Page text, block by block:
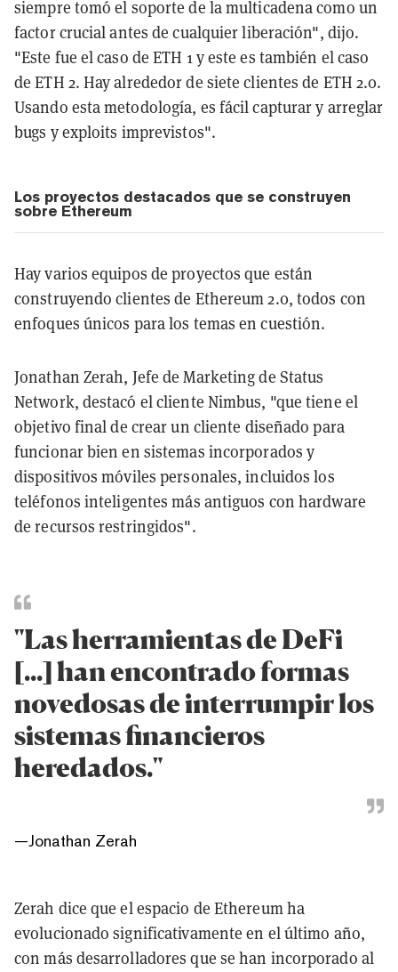
siempre tomó el soporte de la multicadena como un
factor crucial antes de cualquier liberación", dijo.
"Este fue el caso de ETH 1 y este es también el caso
de ETH 2. Hay alrededor de siete clientes de ETH 2.0.
Usando esta metodología, es fácil capturar y arreglar
bugs y exploits imprevistos".
Los proyectos destacados que se construyen
sobre Ethereum
Hay varios equipos de proyectos que están
construyendo clientes de Ethereum 2.0, todos con
enfoques únicos para los temas en cuestión.
Jonathan Zerah, Jefe de Marketing de Status
Network, destacó el cliente Nimbus, "que tiene el
objetivo final de crear un cliente diseñado para
funcionar bien en sistemas incorporados y
dispositivos móviles personales, incluidos los
teléfonos inteligentes más antiguos con hardware
de recursos restringidos".
"Las herramientas de DeFi
[...] han encontrado formas
novedosas de interrumpir los
sistemas financieros
heredados."
—Jonathan Zerah
Zerah dice que el espacio de Ethereum ha
evolucionado significativamente en el último año,
con más desarrolladores que se han incorporado al